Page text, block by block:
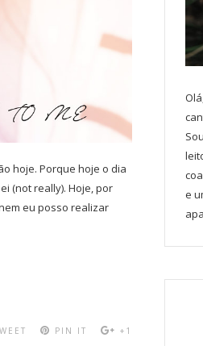
hoje. Porque hoje o dia
(not really). Hoje, por
eu posso realizar
PIN IT +1
e